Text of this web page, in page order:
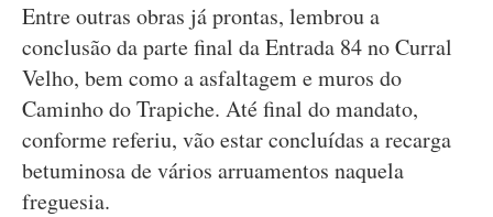
Entre outras obras já prontas, lembrou a
conclusão da parte final da Entrada 84 no Curral
Velho, bem como a asfaltagem e muros do
Caminho do Trapiche. Até final do mandato,
conforme referiu, vão estar concluídas a recarga
betuminosa de vários arruamentos naquela
freguesia.